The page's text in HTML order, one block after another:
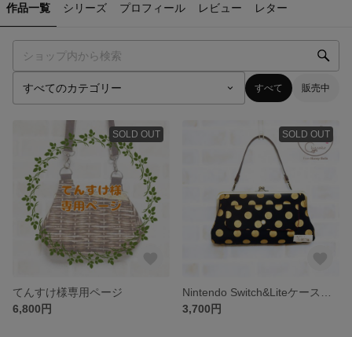
作品一覧 シリーズ プロフィール レビュー レター
すべて 販売中
SOLD OUT
てんすけ様専用ページ
6,800円
SOLD OUT
3,700円